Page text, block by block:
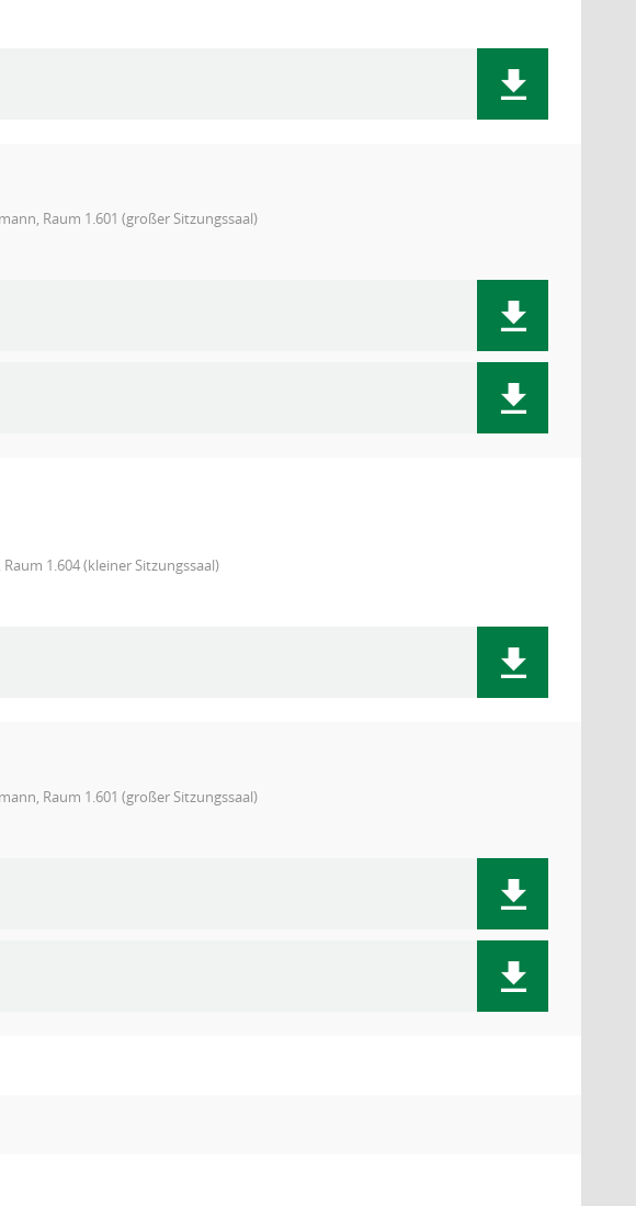
Raum 1.601 (großer Sitzungssaal)
1.604 (kleiner Sitzungssaal)
Raum 1.601 (großer Sitzungssaal)